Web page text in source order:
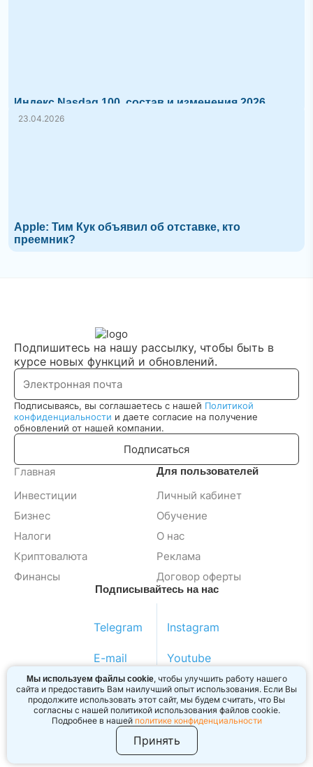
Мы используем файлы cookie, чтобы улучшить работу нашего
сайта и предоставить Вам наилучший опыт использования. Если Вы
продолжите использовать этот сайт, мы будем считать, что Вы
согласны с нашей политикой использования файлов cookie.
Подробнее в нашей политике конфиденциальности
Принять
Индекс Nasdaq 100, состав и изменения 2026
23.04.2026
Apple: Тим Кук объявил об отставке, кто
преемник?
Подпишитесь на нашу рассылку, чтобы быть в
курсе новых функций и обновлений.
Подписаться
Подписываясь, вы соглашаетесь с нашей Политикой
конфиденциальности и даете согласие на получение
обновлений от нашей компании.
Главная Для пользователей
Инвестиции
Личный кабинет
Бизнес
Обучение
Налоги
О нас
Криптовалюта
Реклама
Финансы
Договор оферты
Подписывайтесь на нас
Telegram Instagram
E-mail Youtube
2024 © BIZINVEST BY
Обращаем внимание. содержание сайта носит
исключительно информационный характер и не является
рекомендацией или офертой.